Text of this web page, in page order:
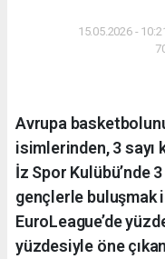
15.05.2026 -
Avrupa
isimlerinden, 3 sayı
İz Spor Kulübü’nde
gençlerle buluşmak
EuroLeague’de
yüzdesiyle öne